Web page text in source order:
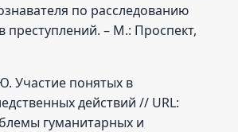
по расследованию
преступлений. – М.: Проспект,
Участие понятых в
действий // URL:
гуманитарных и